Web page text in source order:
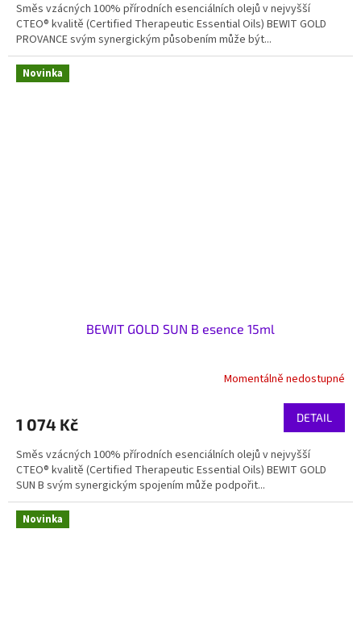
Směs vzácných 100% přírodních esenciálních olejů v nejvyšší
CTEO® kvalitě (Certified Therapeutic Essential Oils) BEWIT GOLD
PROVANCE svým synergickým působením může být...
Novinka
BEWIT GOLD SUN B esence 15ml
Momentálně nedostupné
1 074 Kč DETAIL
Směs vzácných 100% přírodních esenciálních olejů v nejvyšší
CTEO® kvalitě (Certified Therapeutic Essential Oils) BEWIT GOLD
SUN B svým synergickým spojením může podpořit...
Novinka